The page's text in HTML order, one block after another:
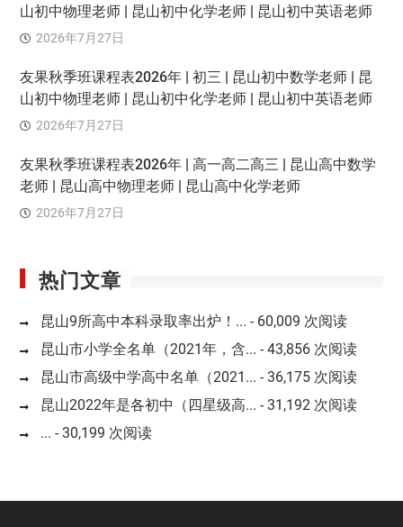
山初中物理老师 | 昆山初中化学老师 | 昆山初中英语老师
2026年7月27日
友果秋季班课程表2026年 | 初三 | 昆山初中数学老师 | 昆
山初中物理老师 | 昆山初中化学老师 | 昆山初中英语老师
2026年7月27日
友果秋季班课程表2026年 | 高一高二高三 | 昆山高中数学
老师 | 昆山高中物理老师 | 昆山高中化学老师
2026年7月27日
热门文章
昆山9所高中本科录取率出炉！... - 60,009 次阅读
昆山市小学全名单（2021年，含... - 43,856 次阅读
昆山市高级中学高中名单（2021... - 36,175 次阅读
昆山2022年是各初中（四星级高... - 31,192 次阅读
... - 30,199 次阅读